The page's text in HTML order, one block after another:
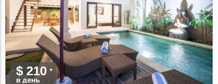
$ 210
в день